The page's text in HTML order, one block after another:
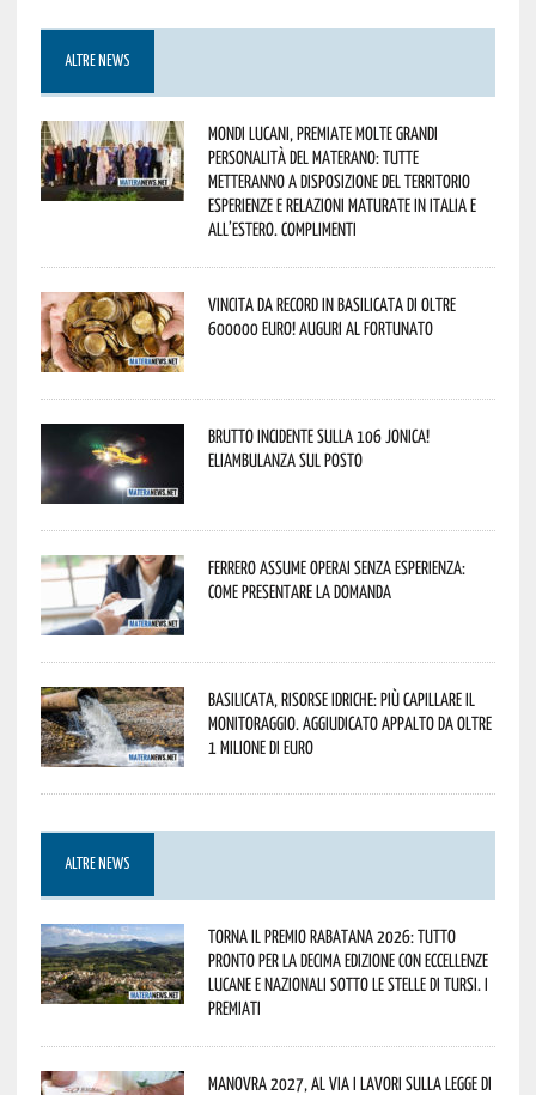
ALTRE NEWS
Mondi lucani, premiate molte grandi
personalità del materano: tutte
metteranno a disposizione del territorio
esperienze e relazioni maturate in Italia e
all’estero. Complimenti
Vincita da record in Basilicata di oltre
600000 euro! Auguri al fortunato
Brutto incidente sulla 106 Jonica!
Eliambulanza sul posto
Ferrero assume operai senza esperienza:
come presentare la domanda
Basilicata, Risorse idriche: più capillare il
monitoraggio. Aggiudicato appalto da oltre
1 milione di euro
ALTRE NEWS
Torna il Premio Rabatana 2026: tutto
pronto per la decima edizione con eccellenze
lucane e nazionali sotto le stelle di Tursi. I
premiati
Manovra 2027, al via i lavori sulla Legge di